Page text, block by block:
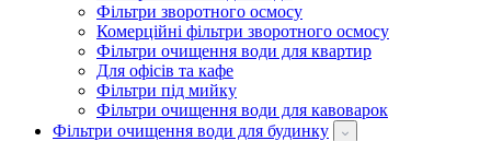
Фільтри зворотного осмосу
Комерційні фільтри зворотного осмосу
Фільтри очищення води для квартир
Для офісів та кафе
Фільтри під мийку
Фільтри очищення води для кавоварок
Фільтри очищення води для будинку